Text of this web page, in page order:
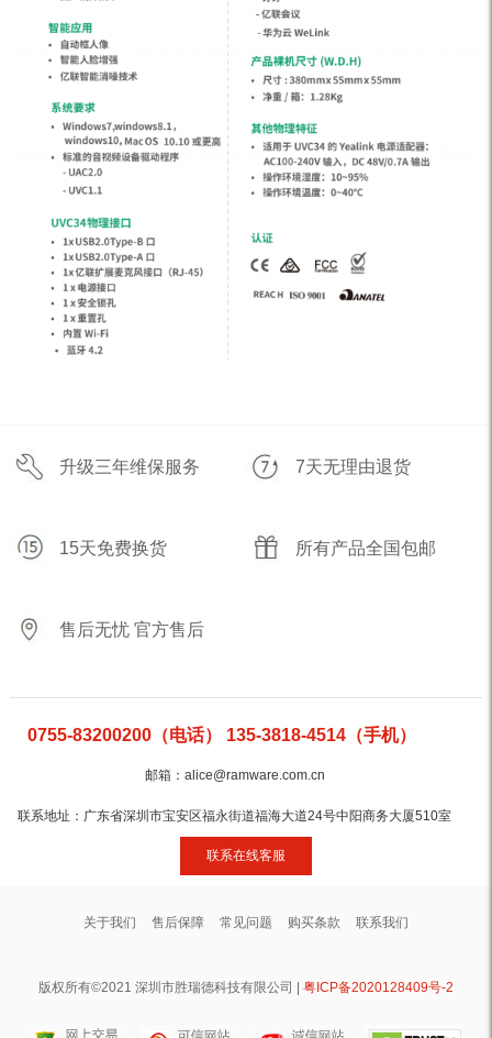
升级三年维保服务 7天无理由退货
15天免费换货 所有产品全国包邮
售后无忧 官方售后
0755-83200200（电话） 135-3818-4514（手机）
邮箱：alice@ramware.com.cn
联系地址：广东省深圳市宝安区福永街道福海大道24号中阳商务大厦510室
联系在线客服
关于我们 售后保障 常见问题 购买条款 联系我们
版权所有©2021 深圳市胜瑞德科技有限公司 | 粤ICP备2020128409号-2